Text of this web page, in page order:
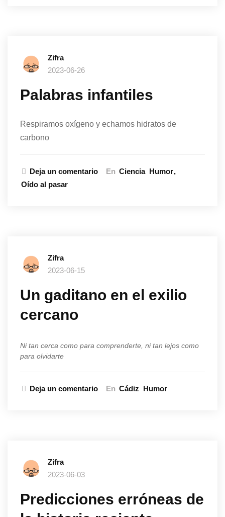
Zifra
2023-06-26
Palabras infantiles
Respiramos oxígeno y echamos hidratos de
carbono
Deja un comentario En Ciencia Humor
Oído al pasar
Zifra
2023-06-15
Un gaditano en el exilio
cercano
Ni tan cerca como para comprenderte, ni tan lejos como
para olvidarte
Deja un comentario En Cádiz Humor
Zifra
2023-06-03
Predicciones erróneas de